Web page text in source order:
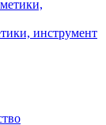
инструмент